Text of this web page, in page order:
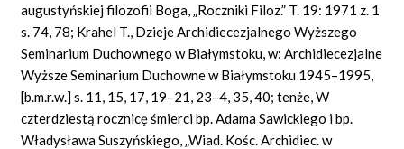
augustyńskiej filozofii Boga, „Roczniki Filoz.” T. 19: 1971 z. 1
s. 74, 78; Krahel T., Dzieje Archidiecezjalnego Wyższego
Seminarium Duchownego w Białymstoku, w: Archidiecezjalne
Wyższe Seminarium Duchowne w Białymstoku 1945–1995,
[b.m.r.w.] s. 11, 15, 17, 19–21, 23–4, 35, 40; tenże, W
czterdziestą rocznicę śmierci bp. Adama Sawickiego i bp.
Władysława Suszyńskiego, „Wiad. Kośc. Archidiec. w